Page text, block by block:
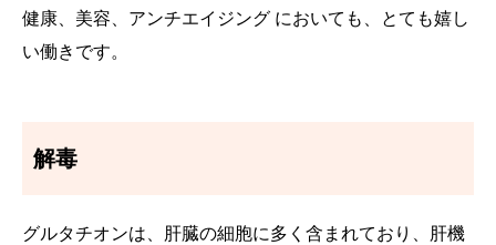
健康、美容、アンチエイジング においても、とても嬉し
い働きです。
解毒
グルタチオンは、肝臓の細胞に多く含まれており、肝機